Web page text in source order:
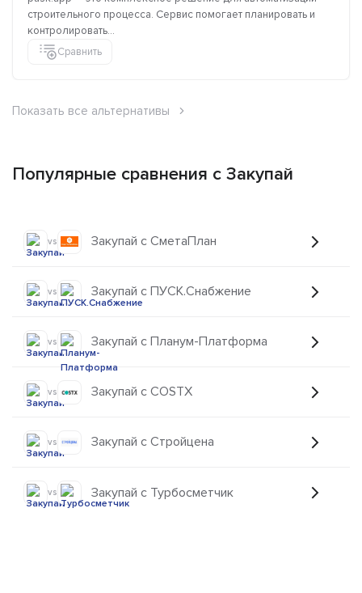
строительного процесса. Сервис помогает планировать и
контролировать...
Сравнить
Показать все альтернативы
Популярные сравнения с Закупай
vs Закупай с СметаПлан
vs Закупай с ПУСК.Снабжение
vs Закупай с Планум-Платформа
vs Закупай с COSTX
vs Закупай с Стройцена
vs Закупай с Турбосметчик